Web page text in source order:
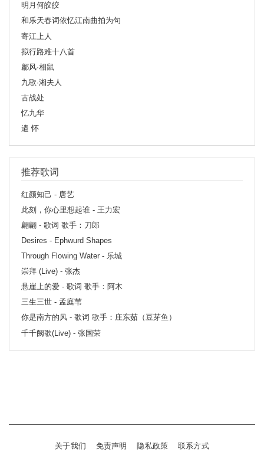
明月何皎皎
和乐天春词依忆江南曲拍为句
寄江上人
拟行路难十八首
鄘风·相鼠
九歌·湘夫人
古战处
忆九华
遣 怀
推荐歌词
红颜知己 - 唐艺
此刻，你心里想起谁 - 王力宏
翩翩 - 歌词 歌手：刀郎
Desires - Ephwurd Shapes
Through Flowing Water - 乐城
崇拜 (Live) - 张杰
悬崖上的爱 - 歌词 歌手：阿木
三生三世 - 孟庭苇
你是南方的风 - 歌词 歌手：庄东茹（豆芽鱼）
千千阙歌(Live) - 张国荣
关于我们 免责声明 隐私政策 联系方式